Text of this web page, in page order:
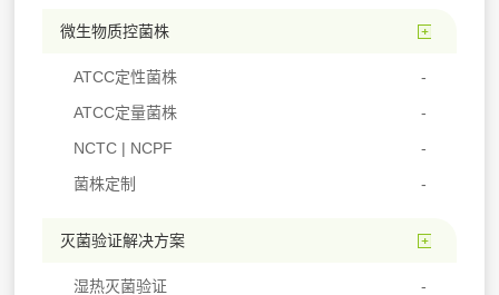
微生物质控菌株
ATCC定性菌株
ATCC定量菌株
NCTC | NCPF
菌株定制
灭菌验证解决方案
湿热灭菌验证